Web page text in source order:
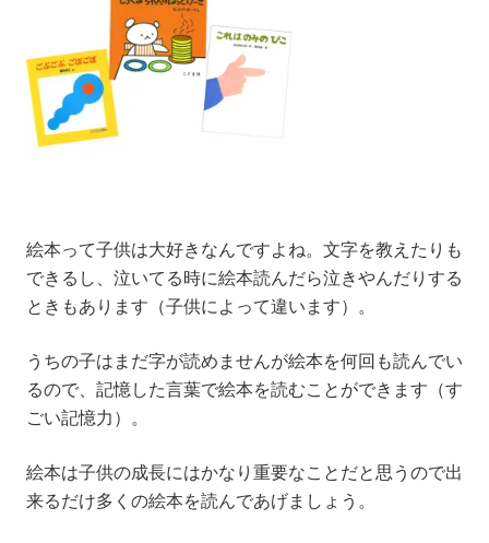
絵本って子供は大好きなんですよね。文字を教えたりも
できるし、泣いてる時に絵本読んだら泣きやんだりする
ときもあります（子供によって違います）。
うちの子はまだ字が読めませんが絵本を何回も読んでい
るので、記憶した言葉で絵本を読むことができます（す
ごい記憶力）。
絵本は子供の成長にはかなり重要なことだと思うので出
来るだけ多くの絵本を読んであげましょう。